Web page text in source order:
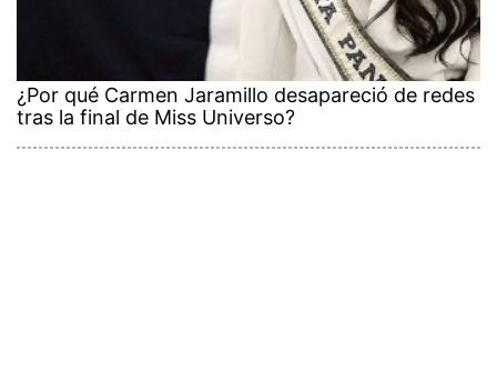
¿Por qué Carmen Jaramillo desapareció de redes
tras la final de Miss Universo?